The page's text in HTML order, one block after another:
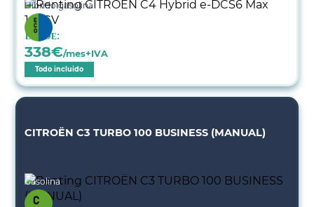
Híbrido gasolina
Desde:
338€/mes+IVA
Todo incluido
CITROËN C3 TURBO 100 BUSINESS (MANUAL)
Gasolina